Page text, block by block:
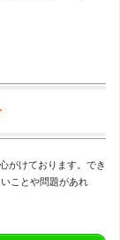
がけております。でき
ことや問題があれ